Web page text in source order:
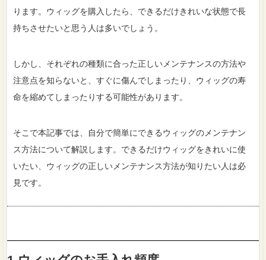
ります。ウィッグを購入したら、できるだけきれいな状態で長
持ちさせたいと思う人は多いでしょう。
しかし、それぞれの種類に合った正しいメンテナンスの方法や
注意点を知らないと、すぐに傷んでしまったり、ウィッグの寿
命を縮めてしまったりする可能性があります。
そこで本記事では、自分で簡単にできるウィッグのメンテナン
ス方法について解説します。できるだけウィッグをきれいに使
いたい、ウィッグの正しいメンテナンス方法が知りたい人は必
見です。